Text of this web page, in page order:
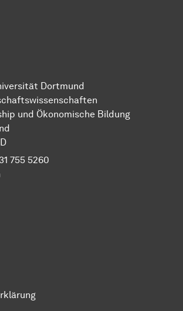
Dort­mund
und Ökonomische Bil­dung
755 5260